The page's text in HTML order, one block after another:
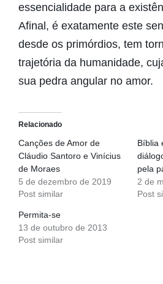
essencialidade para a
Afinal, é exatamente este
desde os primórdios, tem
trajetória da humanidade,
sua pedra angular no amor.
Relacionado
Canções de Amor de
Cláudio Santoro e Vinícius
de Moraes
5 de dezembro de 2019
Post similar
Bíblia
pela
2 de
Post
Permita-se
13 de outubro de 2013
Post similar